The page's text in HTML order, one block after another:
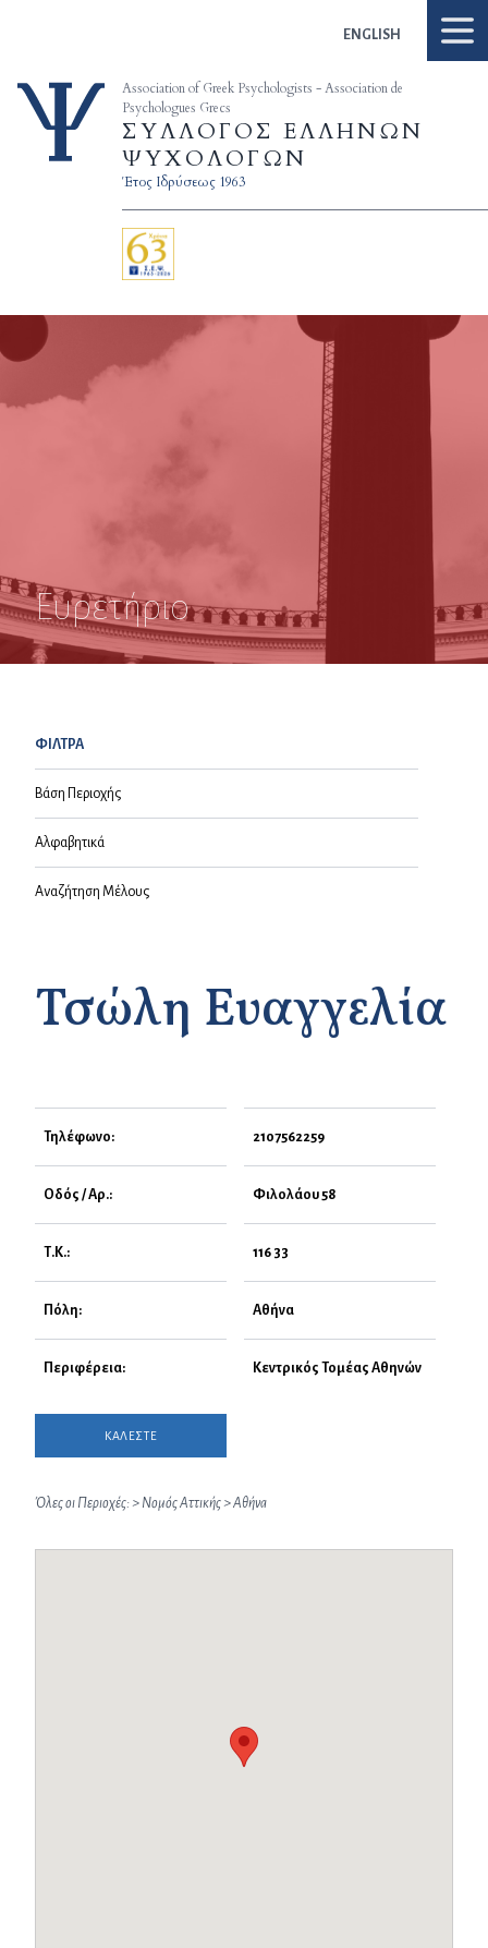
ENGLISH
Association of Greek Psychologists - Association de
Psychologues Grecs
ΣΥΛΛΟΓΟΣ ΕΛΛΗΝΩΝ
ΨΥΧΟΛΟΓΩΝ
Έτος Ιδρύσεως 1963
Ευρετήριο
ΦΙΛΤΡΑ
Βάση Περιοχής
Αλφαβητικά
Αναζήτηση Μέλους
Τσώλη Ευαγγελία
Τηλέφωνο: 2107562259
Οδός / Αρ.: Φιλολάου 58
Τ.Κ.: 116 33
Πόλη: Αθήνα
Περιφέρεια: Κεντρικός Τομέας Αθηνών
ΚΑΛΕΣΤΕ
Όλες οι Περιοχές:> Νομός Αττικής>Αθήνα